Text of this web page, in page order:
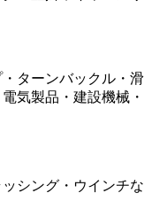
ターンバックル・滑
気製品・建設機械・
シング・ウインチな